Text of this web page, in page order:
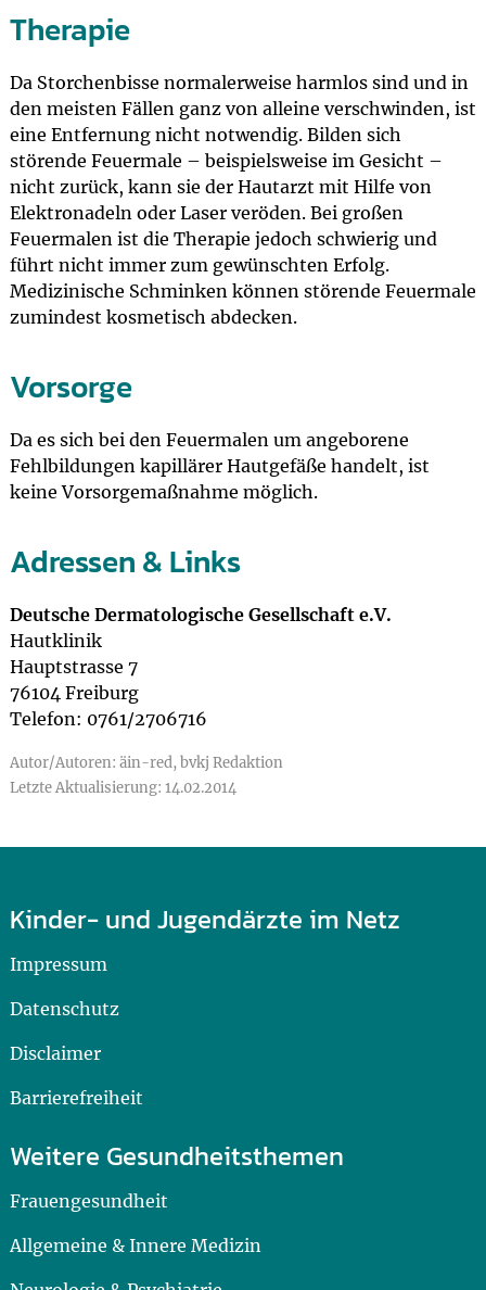
Therapie
Da Storchenbisse normalerweise harmlos sind und in
den meisten Fällen ganz von alleine verschwinden, ist
eine Entfernung nicht notwendig. Bilden sich
störende Feuermale – beispielsweise im Gesicht –
nicht zurück, kann sie der Hautarzt mit Hilfe von
Elektronadeln oder Laser veröden. Bei großen
Feuermalen ist die Therapie jedoch schwierig und
führt nicht immer zum gewünschten Erfolg.
Medizinische Schminken können störende Feuermale
zumindest kosmetisch abdecken.
Vorsorge
Da es sich bei den Feuermalen um angeborene
Fehlbildungen kapillärer Hautgefäße handelt, ist
keine Vorsorgemaßnahme möglich.
Adressen & Links
Deutsche Dermatologische Gesellschaft e.V.
Hautklinik
Hauptstrasse 7
76104 Freiburg
Telefon: 0761/2706716
Autor/Autoren: äin-red, bvkj Redaktion
Letzte Aktualisierung: 14.02.2014
Kinder- und Jugendärzte im Netz
Impressum
Datenschutz
Disclaimer
Barrierefreiheit
Weitere Gesundheitsthemen
Frauengesundheit
Allgemeine & Innere Medizin